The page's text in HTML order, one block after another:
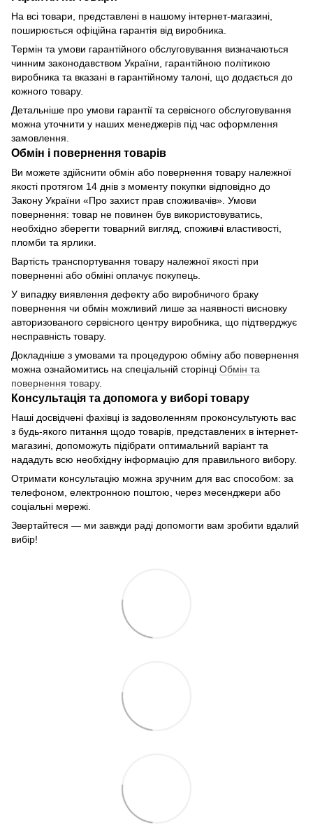
На всі товари, представлені в нашому інтернет-магазині,
поширюється офіційна гарантія від виробника.
Термін та умови гарантійного обслуговування визначаються
чинним законодавством України, гарантійною політикою
виробника та вказані в гарантійному талоні, що додається до
кожного товару.
Детальніше про умови гарантії та сервісного обслуговування
можна уточнити у наших менеджерів під час оформлення
замовлення.
Обмін і повернення товарів
Ви можете здійснити обмін або повернення товару належної
якості протягом 14 днів з моменту покупки відповідно до
Закону України «Про захист прав споживачів». Умови
повернення: товар не повинен був використовуватись,
необхідно зберегти товарний вигляд, споживчі властивості,
пломби та ярлики.
Вартість транспортування товару належної якості при
поверненні або обміні оплачує покупець.
У випадку виявлення дефекту або виробничого браку
повернення чи обмін можливий лише за наявності висновку
авторизованого сервісного центру виробника, що підтверджує
несправність товару.
Докладніше з умовами та процедурою обміну або повернення
можна ознайомитись на спеціальній сторінці Обмін та
повернення товару.
Консультація та допомога у виборі товару
Наші досвідчені фахівці із задоволенням проконсультують вас
з будь-якого питання щодо товарів, представлених в інтернет-
магазині, допоможуть підібрати оптимальний варіант та
нададуть всю необхідну інформацію для правильного вибору.
Отримати консультацію можна зручним для вас способом: за
телефоном, електронною поштою, через месенджери або
соціальні мережі.
Звертайтеся — ми завжди раді допомогти вам зробити вдалий
вибір!